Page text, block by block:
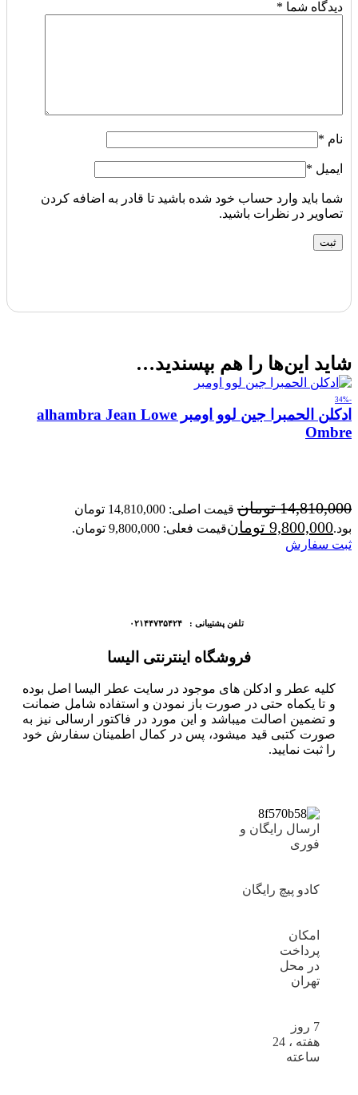
دیدگاه شما *
نام *
ایمیل *
شما باید وارد حساب خود شده باشید تا قادر به اضافه کردن
تصاویر در نظرات باشید.
شاید این‌ها را هم بپسندید…
-34%
ادکلن الحمبرا جین لوو اومبر alhambra Jean Lowe
Ombre
14,810,000 تومان
قیمت اصلی: 14,810,000 تومان
بود.9,800,000 تومانقیمت فعلی: 9,800,000 تومان.
ثبت سفارش
تلفن پشتیبانی : ۰۲۱۴۴۷۳۵۴۲۴
فروشگاه اینترنتی الیسا
کلیه عطر و ادکلن های موجود در سایت عطر الیسا اصل بوده
و تا یکماه حتی در صورت باز نمودن و استفاده شامل ضمانت
و تضمین اصالت میباشد و این مورد در فاکتور ارسالی نیز به
صورت کتبی قید میشود، پس در کمال اطمینان سفارش خود
را ثبت نمایید.
ارسال رایگان و
فوری
کادو پیچ رایگان
امکان
پرداخت
در محل
تهران
7 روز
هفته ، 24
ساعته